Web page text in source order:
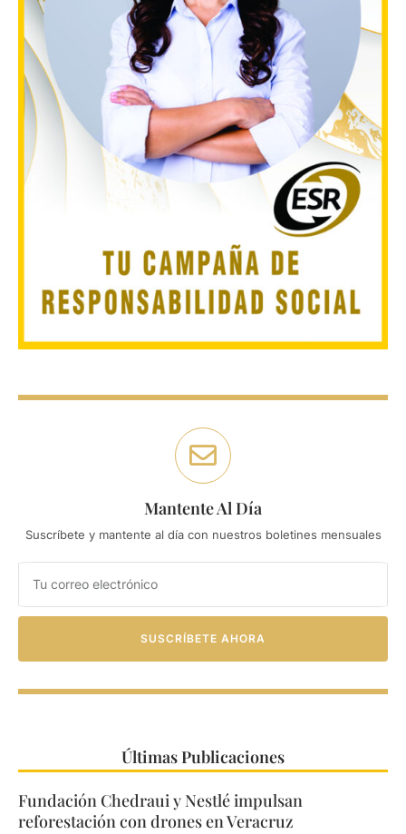
Mantente Al Día
Suscríbete y mantente al día con nuestros boletines mensuales
SUSCRÍBETE AHORA
Últimas Publicaciones
Fundación Chedraui y Nestlé impulsan
reforestación con drones en Veracruz